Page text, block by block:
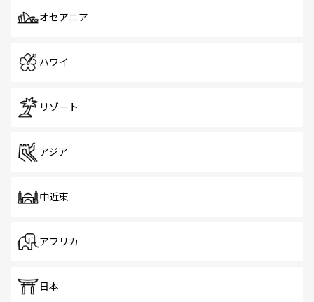
オセアニア
ハワイ
リゾート
アジア
中近東
アフリカ
日本